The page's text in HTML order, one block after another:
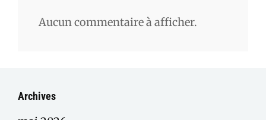
Aucun commentaire à afficher.
Archives